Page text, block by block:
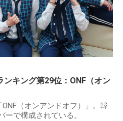
ンキング第29位：ONF（オン
（オンアンドオフ）」。韓
ーで構成されている。